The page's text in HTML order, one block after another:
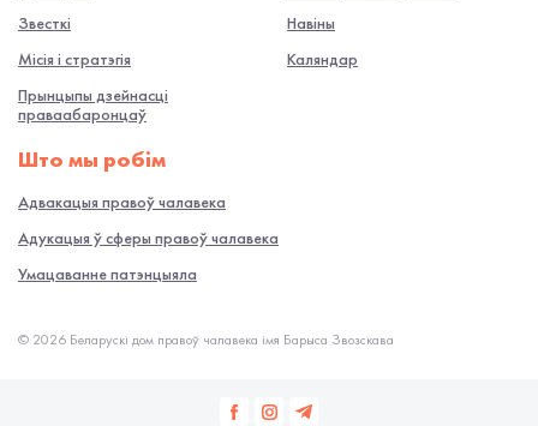
Звесткі
Місія і стратэгія
Прынцыпы дзейнасці
праваабаронцаў
Навiны
Каляндар
Што мы робiм
Адвакацыя правоў чалавека
Адукацыя ў сферы правоў чалавека
Умацаванне патэнцыяла
© 2026 Беларускі дом правоў чалавека імя Барыса Звозскава